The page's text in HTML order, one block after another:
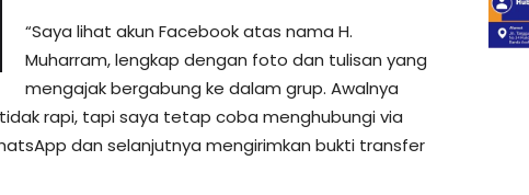
“Saya lihat akun Facebook atas nama H.
Muharram, lengkap dengan foto dan tulisan yang
mengajak bergabung ke dalam grup. Awalnya
rapi, tapi saya tetap coba menghubungi via
dan selanjutnya mengirimkan bukti transfer